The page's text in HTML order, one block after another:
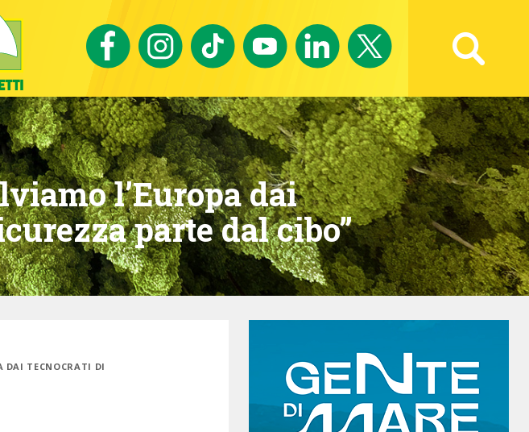
Ricerca avanzata
l’Europa dai
parte dal cibo”
DAI TECNOCRATI DI